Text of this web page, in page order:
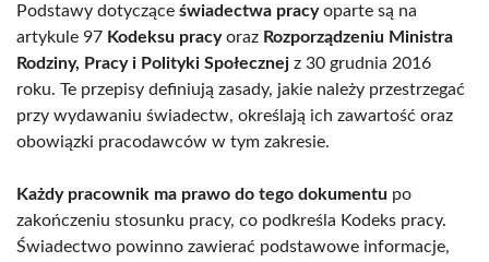
Podstawy dotyczące świadectwa pracyoparte są na
artykule 97 Kodeksu pracyoraz Rozporządzeniu Ministra
Rodziny, Pracy i Polityki Społecznej z 30 grudnia 2016
roku. Te przepisy definiują zasady, jakie należy przestrzegać
przy wydawaniu świadectw, określają ich zawartość oraz
obowiązki pracodawców w tym zakresie.
Każdy pracownik ma prawo do tego dokumentu po
zakończeniu stosunku pracy, co podkreśla Kodeks pracy.
Świadectwo powinno zawierać podstawowe informacje,